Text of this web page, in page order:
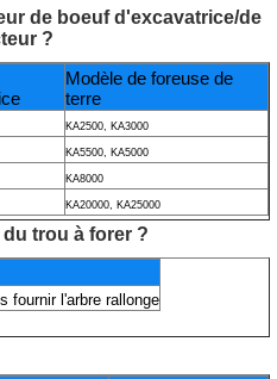
de boeuf d'excavatrice/de
?
Modèle de foreuse de
terre
KA2500, KA3000
KA5500, KA5000
KA8000
KA20000, KA25000
trou à forer ?
fournir l'arbre rallonge